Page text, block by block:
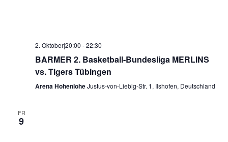
2. Oktober|20:00 -22:30
BARMER 2. Basketball-Bundesliga MERLINS
vs. Tigers Tübingen
Arena HohenloheJustus-von-Liebig-Str. 1, Ilshofen, Deutschland
FR
9